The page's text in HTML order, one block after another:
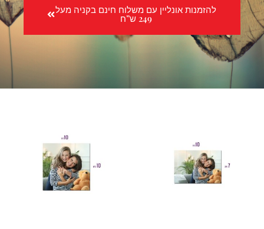
להזמנות אונליין עם משלוח חינם בקניה מעל
249 ש”ח